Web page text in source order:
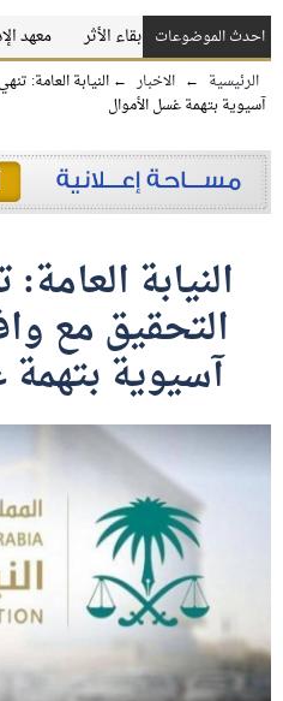
احدث الموضوعات معهد الإدارة بقاء الأثر
الرئيسية ← الاخبار ← النيابة العامة:
آسيوية بتهمة غسل الأموال
النيابة
التحقيق مع
آسيوية